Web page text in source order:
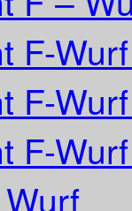
F-
F-
F-